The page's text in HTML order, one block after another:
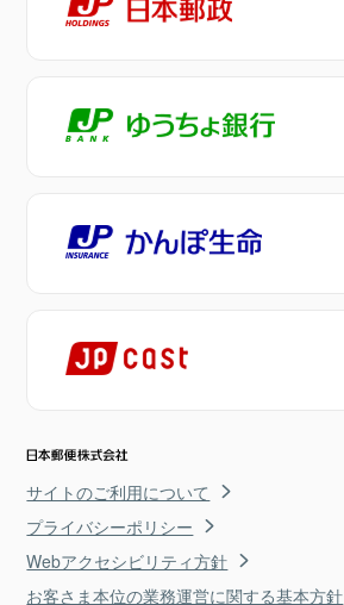
サイトのご利用について
プライバシーポリシー
Webアクセシビリティ方針
お客さま本位の業務運営に関する基本方針